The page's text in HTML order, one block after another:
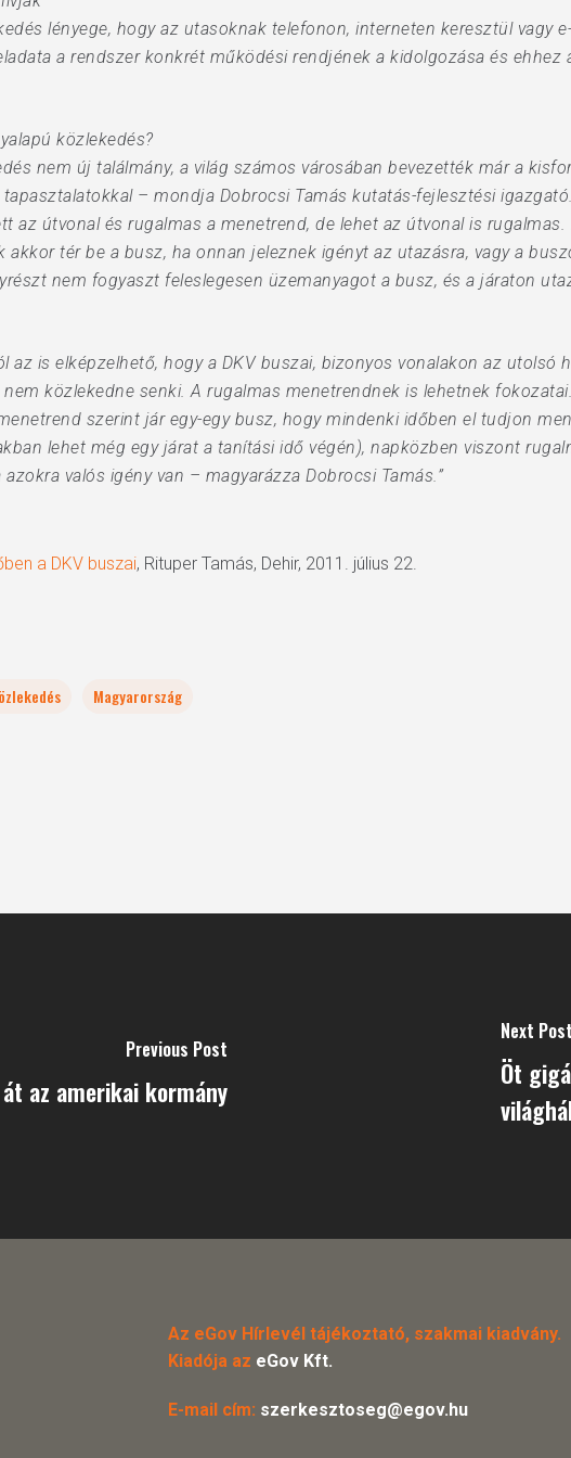
lényege, hogy az utasoknak telefonon, interneten keresztül vagy
a rendszer konkrét működési rendjének a kidolgozása és ehhez
közlekedés?
nem új találmány, a világ számos városában bevezették már a
tapasztalatokkal – mondja Dobrocsi Tamás kutatás-fejlesztési
az útvonal és rugalmas a menetrend, de lehet az útvonal is
akkor tér be a busz, ha onnan jeleznek igényt az utazásra, vagy a
nem fogyaszt feleslegesen üzemanyagot a busz, és a járaton
az is elképzelhető, hogy a DKV buszai, bizonyos vonalakon az utolsó
közlekedne senki. A rugalmas menetrendnek is lehetnek
szerint jár egy-egy busz, hogy mindenki időben el tudjon
lehet még egy járat a tanítási idő végén), napközben viszont
valós igény van – magyarázza Dobrocsi Tamás.”
a DKV buszai, Rituper Tamás, Dehir, 2011. július 22.
Magyarország
Previous Post
az amerikai kormány
Next Post
Öt
Az eGov Hírlevél tájékoztató, szakmai kiadvány.
Kiadója az eGov Kft.
E-mail cím: szerkesztoseg@egov.hu